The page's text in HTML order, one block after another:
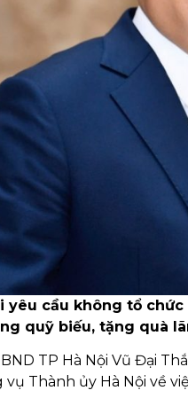
yêu cầu không tổ
quỹ biếu, tặng quà
TP Hà Nội Vũ Đại
vụ Thành ủy Hà Nội về